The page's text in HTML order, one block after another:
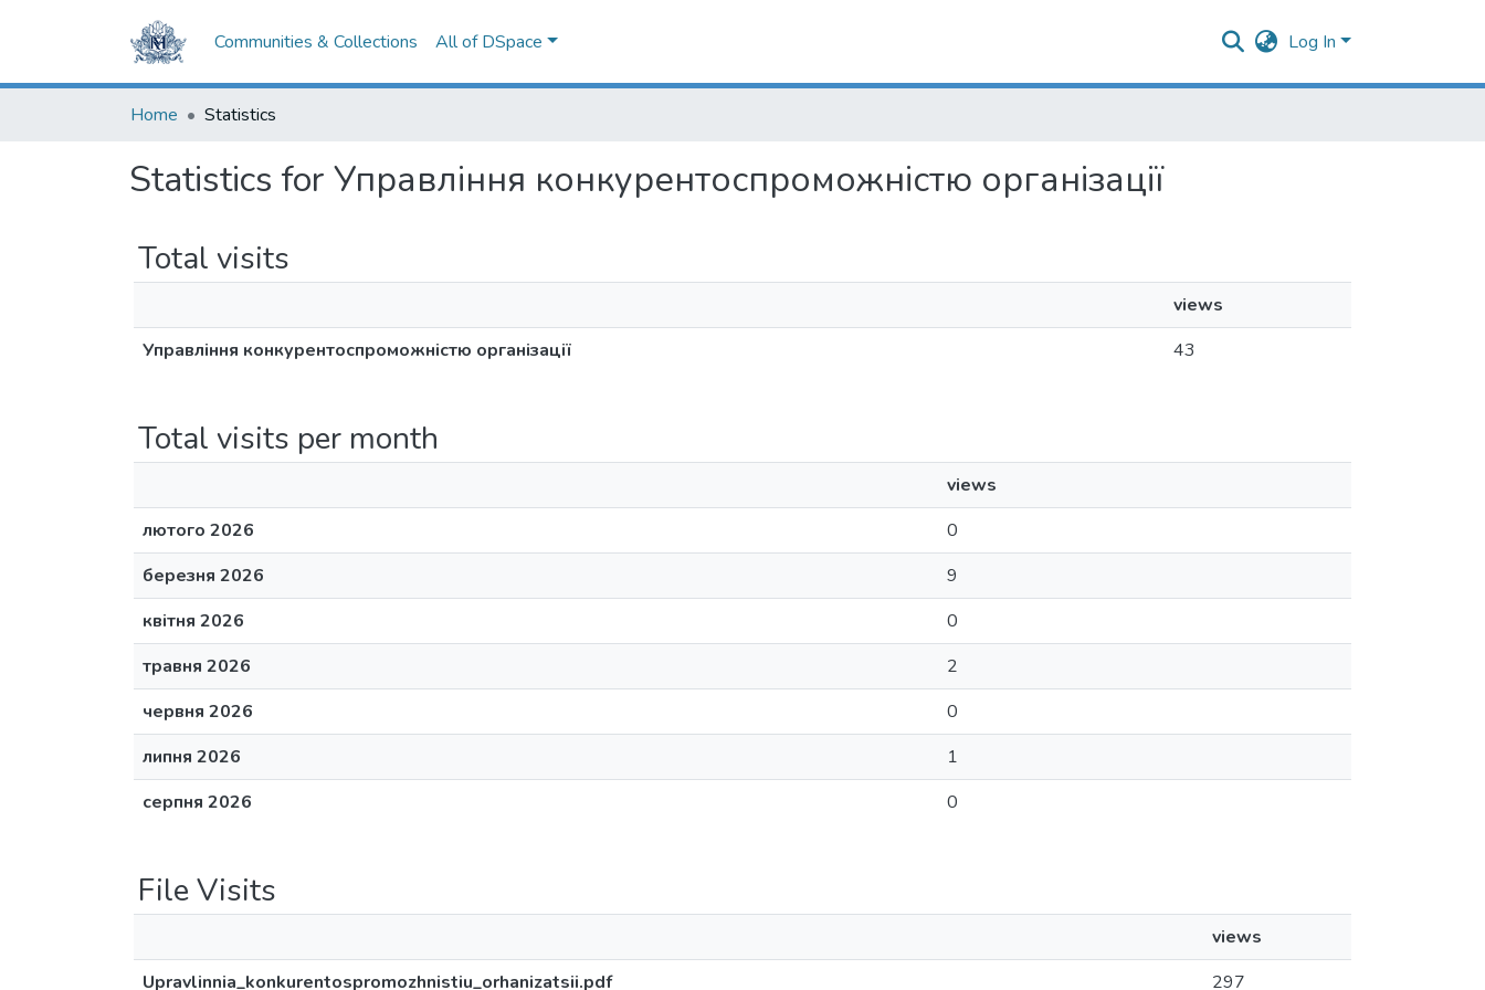
Communities & Collections All of DSpace Log In
Home Statistics
Statistics for Управління конкурентоспроможністю організації
Total visits
views
Управління конкурентоспроможністю організації
43
Total visits per month
views
лютого 2026
0
березня 2026
9
квітня 2026
0
травня 2026
2
червня 2026
0
липня 2026
1
серпня 2026
0
File Visits
views
Upravlinnia_konkurentospromozhnistiu_orhanizatsii.pdf
297